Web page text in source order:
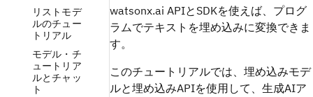
リストモデ
ルのチュー
トリアル
モデル・チ
ュートリア
ルとチャッ
ト
watsonx.ai APIとSDKを使えば、プログ
ラムでテキストを埋め込みに変換できま
す。
このチュートリアルでは、埋め込みモデ
ルと埋め込みAPIを使用して、生成AIア